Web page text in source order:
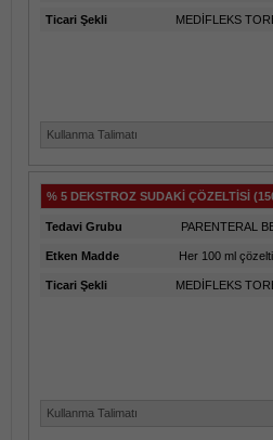
Ticari Şekli MEDİFLEKS
Kullanma Talimatı
% 5 DEKSTROZ SUDAKİ ÇÖZELTİSİ
Tedavi Grubu PARENTERAL
Etken Madde Her 100 ml
Ticari Şekli MEDİFLEKS
Kullanma Talimatı